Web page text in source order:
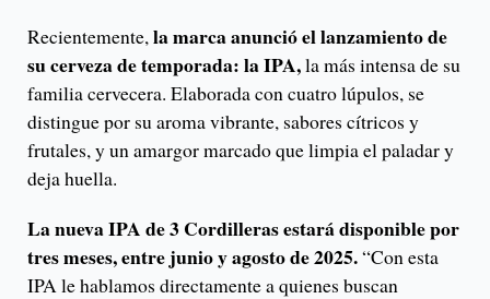
Recientemente,la marca anunció el lanzamiento de
su cerveza de temporada: la IPA,la más intensa de su
familia cervecera. Elaborada con cuatro lúpulos, se
distingue por su aroma vibrante, sabores cítricos y
frutales, y un amargor marcado que limpia el paladar y
deja huella.
La nueva IPA de 3 Cordilleras estará disponible por
tres meses, entre junio y agosto de 2025.“Con esta
IPA le hablamos directamente a quienes buscan